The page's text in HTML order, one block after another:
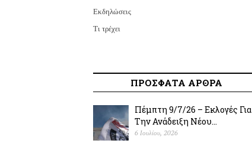
Εκδηλώσεις
Τι τρέχει
ΠΡΟΣΦΑΤΑ ΑΡΘΡΑ
Πέμπτη 9/7/26 – Εκλογές Για
Την Ανάδειξη Νέου...
6 Ιουλίου, 2026